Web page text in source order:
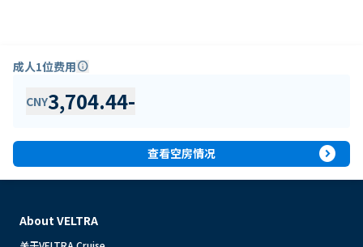
成人1位费用info
CNY3,704.44-
查看空房情况 expand_circle_right
About VELTRA